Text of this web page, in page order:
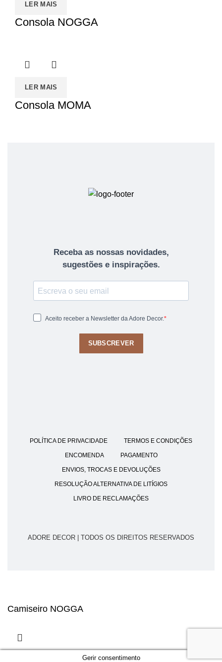
LER MAIS
Consola NOGGA
LER MAIS
Consola MOMA
Receba as nossas novidades,
sugestões e inspirações.
Aceito receber a Newsletter da Adore Decor.
SUBSCREVER
POLÍTICA DE PRIVACIDADE TERMOS E CONDIÇÕES
ENCOMENDA PAGAMENTO
ENVIOS, TROCAS E DEVOLUÇÕES
RESOLUÇÃO ALTERNATIVA DE LITÍGIOS
LIVRO DE RECLAMAÇÕES
ADORE DECOR | TODOS OS DIREITOS RESERVADOS
Camiseiro NOGGA
Gerir consentimento